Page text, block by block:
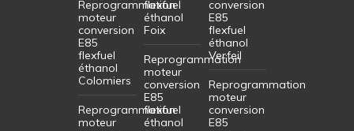
Reprogrammation
moteur
conversion
E85
flexfuel
éthanol
Colomiers
Reprogrammation
moteur
flexfuel
éthanol
Foix
Reprogrammation
moteur
conversion
E85
flexfuel
éthanol
conversion
E85
flexfuel
éthanol
Verfeil
Reprogrammation
moteur
conversion
E85